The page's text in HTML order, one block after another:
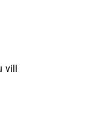
vill